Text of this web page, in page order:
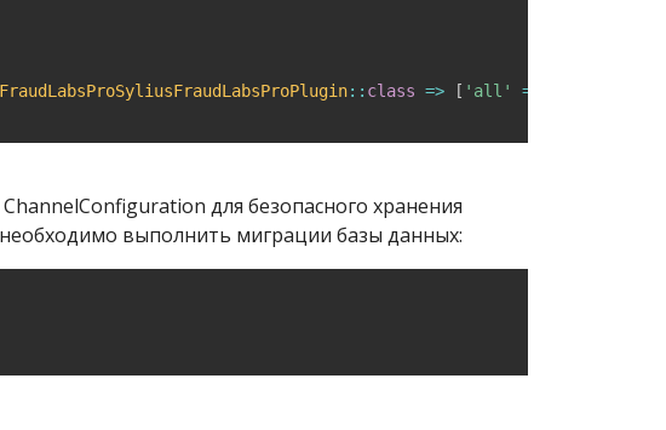
FraudLabsProSyliusFraudLabsProPlugin:: class => [ 'all' =>
для безопасного хранения
выполнить миграции базы данных: